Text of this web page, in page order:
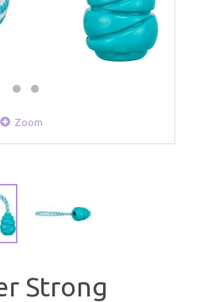
Zoom
Strong